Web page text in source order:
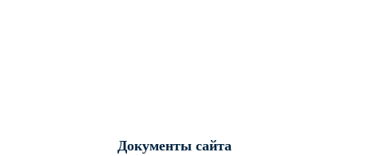
Документы сайта